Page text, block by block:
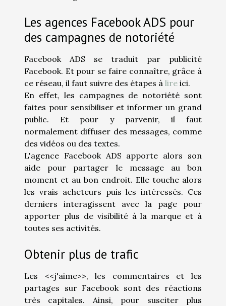
Les agences Facebook ADS pour
des campagnes de notoriété
Facebook ADS se traduit par publicité
Facebook. Et pour se faire connaître, grâce à
ce réseau, il faut suivre des étapes à lire ici.
En effet, les campagnes de notoriété sont
faites pour sensibiliser et informer un grand
public. Et pour y parvenir, il faut
normalement diffuser des messages, comme
des vidéos ou des textes.
L'agence Facebook ADS apporte alors son
aide pour partager le message au bon
moment et au bon endroit. Elle touche alors
les vrais acheteurs puis les intéressés. Ces
derniers interagissent avec la page pour
apporter plus de visibilité à la marque et à
toutes ses activités.
Obtenir plus de trafic
Les <<j'aime>>, les commentaires et les
partages sur Facebook sont des réactions
très capitales. Ainsi, pour susciter plus